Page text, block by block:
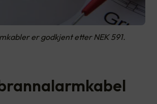
er godkjent etter NEK 591.